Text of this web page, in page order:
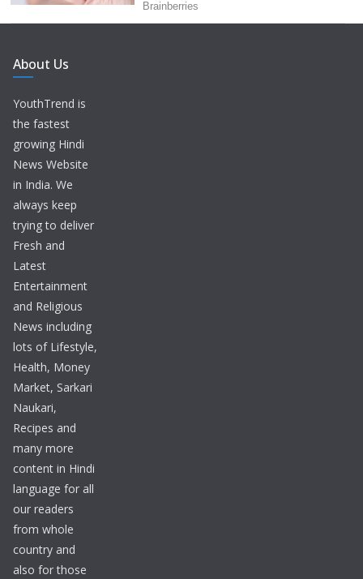
About Us
YouthTrend is
the fastest
growing Hindi
News Website
in India. We
always keep
trying to deliver
Fresh and
Latest
Entertainment
and Religious
News including
lots of Lifestyle,
Health, Money
Market, Sarkari
Naukari,
Recipes and
many more
content in Hindi
language for all
our readers
from whole
country and
also for those